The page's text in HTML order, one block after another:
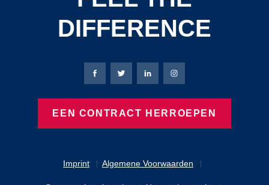
DIFFERENCE
Imprint Algemene Voorwaarden
Bierbaum-Proenen Facebook-pagina
Bierbaum-Proenen X-pagina
Bierbaum-Proenen
Bierbaum-Proenen
EEN CONTRACT HERROEPEN